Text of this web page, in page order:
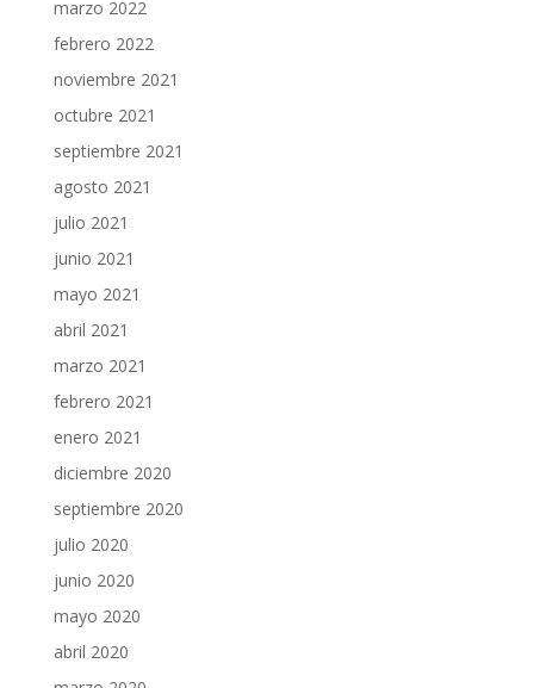
marzo 2022
febrero 2022
noviembre 2021
octubre 2021
septiembre 2021
agosto 2021
julio 2021
junio 2021
mayo 2021
abril 2021
marzo 2021
febrero 2021
enero 2021
diciembre 2020
septiembre 2020
julio 2020
junio 2020
mayo 2020
abril 2020